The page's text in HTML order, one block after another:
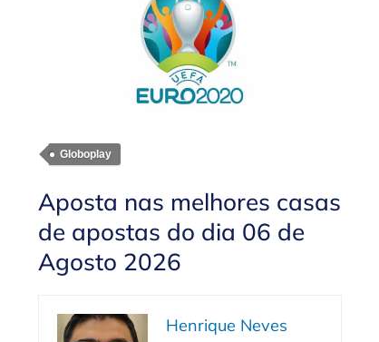
Globoplay
Aposta nas melhores casas
de apostas do dia 06 de
Agosto 2026
Henrique Neves